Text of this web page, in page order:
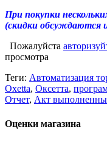
При покупки
(скидки обсуждаются
Пожалуйста
просмотра
Теги: Автоматизация
Oxetta, Оксетта,
Отчет, Акт
Оценки магазина